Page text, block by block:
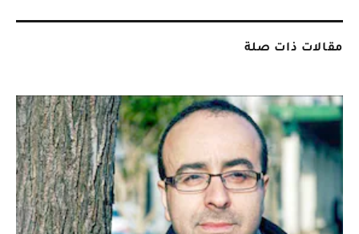
مقالات ذات صلة